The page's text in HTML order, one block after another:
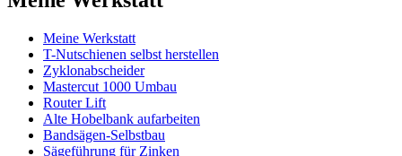
Meine Werkstatt
T-Nutschienen selbst herstellen
Zyklonabscheider
Mastercut 1000 Umbau
Router Lift
Alte Hobelbank aufarbeiten
Bandsägen-Selbstbau
Sägeführung für Zinken